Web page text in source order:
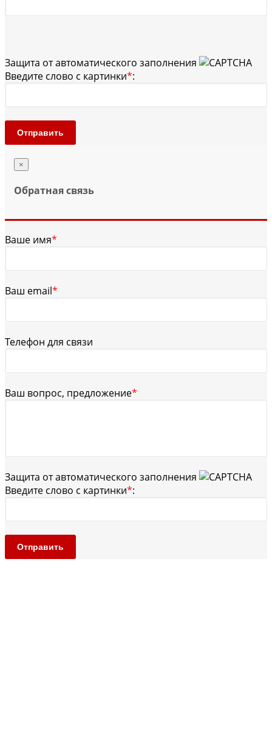
Защита от автоматического заполнения
Введите слово с картинки*:
Отправить
×
Обратная связь
Ваше имя*
Ваш email*
Телефон для связи
Ваш вопрос, предложение*
Защита от автоматического заполнения
Введите слово с картинки*:
Отправить